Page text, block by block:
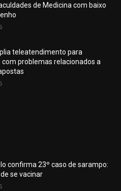
de Medicina com baixo
teleatendimento para
com problemas relacionados a
confirma 23º caso de sarampo:
se vacinar